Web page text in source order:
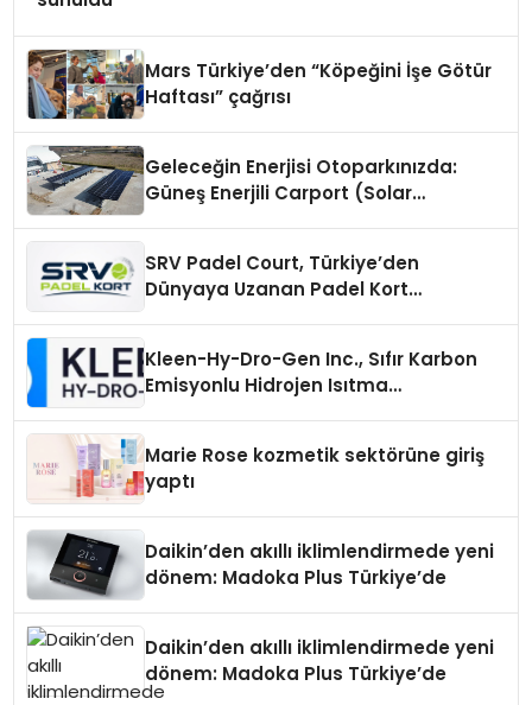
Mars Türkiye’den “Köpeğini İşe Götür
Haftası” çağrısı
Geleceğin Enerjisi Otoparkınızda:
Güneş Enerjili Carport (Solar
SRV Padel Court, Türkiye’den
Dünyaya Uzanan Padel Kort
Kleen-Hy-Dro-Gen Inc., Sıfır Karbon
Emisyonlu Hidrojen Isıtma
Marie Rose kozmetik sektörüne giriş
yaptı
Daikin’den akıllı iklimlendirmede yeni
dönem: Madoka Plus Türkiye’de
Daikin’den akıllı iklimlendirmede yeni
dönem: Madoka Plus Türkiye’de